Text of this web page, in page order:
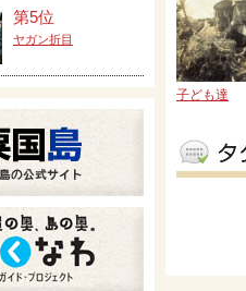
子ども達
第5位
ヤガン折目